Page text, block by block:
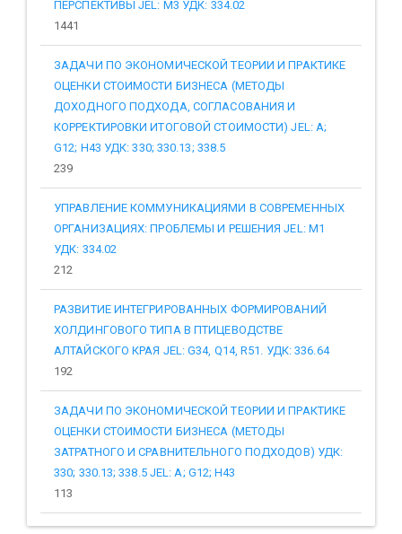
ПЕРСПЕКТИВЫ JEL: M3 УДК: 334.02
1441
ЗАДАЧИ ПО ЭКОНОМИЧЕСКОЙ ТЕОРИИ И ПРАКТИКЕ
ОЦЕНКИ СТОИМОСТИ БИЗНЕСА (МЕТОДЫ
ДОХОДНОГО ПОДХОДА, СОГЛАСОВАНИЯ И
КОРРЕКТИРОВКИ ИТОГОВОЙ СТОИМОСТИ) JEL: A;
G12; H43 УДК: 330; 330.13; 338.5
239
УПРАВЛЕНИЕ КОММУНИКАЦИЯМИ В СОВРЕМЕННЫХ
ОРГАНИЗАЦИЯХ: ПРОБЛЕМЫ И РЕШЕНИЯ JEL: M1
УДК: 334.02
212
РАЗВИТИЕ ИНТЕГРИРОВАННЫХ ФОРМИРОВАНИЙ
ХОЛДИНГОВОГО ТИПА В ПТИЦЕВОДСТВЕ
АЛТАЙСКОГО КРАЯ JEL: G34, Q14, R51. УДК: 336.64
192
ЗАДАЧИ ПО ЭКОНОМИЧЕСКОЙ ТЕОРИИ И ПРАКТИКЕ
ОЦЕНКИ СТОИМОСТИ БИЗНЕСА (МЕТОДЫ
ЗАТРАТНОГО И СРАВНИТЕЛЬНОГО ПОДХОДОВ) УДК:
330; 330.13; 338.5 JEL: A; G12; H43
113